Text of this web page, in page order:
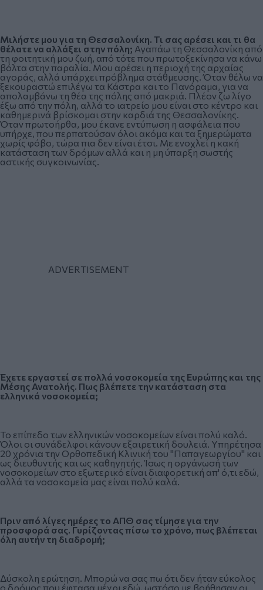
Μιλήστε μου για τη Θεσσαλονίκη. Τι σας αρέσει και τι θα
θέλατε να αλλάξει στην πόλη; Αγαπάω τη Θεσσαλονίκη από
τη φοιτητική μου ζωή, από τότε που πρωτοξεκίνησα να κάνω
βόλτα στην παραλία. Μου αρέσει η περιοχή της αρχαίας
αγοράς, αλλά υπάρχει πρόβλημα στάθμευσης. Όταν θέλω να
ξεκουραστώ επιλέγω τα Κάστρα και το Πανόραμα, για να
απολαμβάνω τη θέα της πόλης από μακριά. Πλέον ζω λίγο
έξω από την πόλη, αλλά το ιατρείο μου είναι στο κέντρο και
καθημερινά βρίσκομαι στην καρδιά της Θεσσαλονίκης.
Όταν πρωτοήρθα, μου έκανε εντύπωση η ασφάλεια που
υπήρχε, που περπατούσαν όλοι ακόμα και τα ξημερώματα
χωρίς φόβο, τώρα πια δεν είναι έτσι. Με ενοχλεί η κακή
κατάσταση των δρόμων αλλά και η μη ύπαρξη σωστής
αστικής συγκοινωνίας.
Έχετε εργαστεί σε πολλά νοσοκομεία της Ευρώπης και της
Μέσης Ανατολής. Πως βλέπετε την κατάσταση στα
ελληνικά νοσοκομεία;
Το επίπεδο των ελληνικών νοσοκομείων είναι πολύ καλό.
Όλοι οι συνάδελφοι κάνουν εξαιρετική δουλειά. Υπηρέτησα
20 χρόνια την Ορθοπεδική Κλινική του "Παπαγεωργίου" και
ως διευθυντής και ως καθηγητής. Ίσως η οργάνωσή των
νοσοκομείων στο εξωτερικό είναι διαφορετική απ' ό,τι εδώ,
αλλά τα νοσοκομεία μας είναι πολύ καλά.
Πριν από λίγες ημέρες το ΑΠΘ σας τίμησε για την
προσφορά σας. Γυρίζοντας πίσω το χρόνο, πως βλέπεται
όλη αυτήν τη διαδρομή;
Δύσκολη ερώτηση. Μπορώ να σας πω ότι δεν ήταν εύκολος
ο δρόμος που έφτασα μέχρι εδώ, ωστόσο με βοήθησαν οι